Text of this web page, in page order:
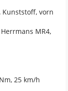
Kunststoff, vorn
MR4,
25 km/h